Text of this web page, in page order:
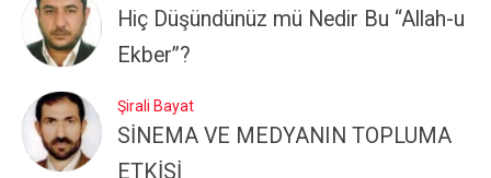
Hiç Düşündünüz mü Nedir Bu “Allah-u
Ekber”?
Şirali Bayat
SİNEMA VE MEDYANIN TOPLUMA
ETKİSİ